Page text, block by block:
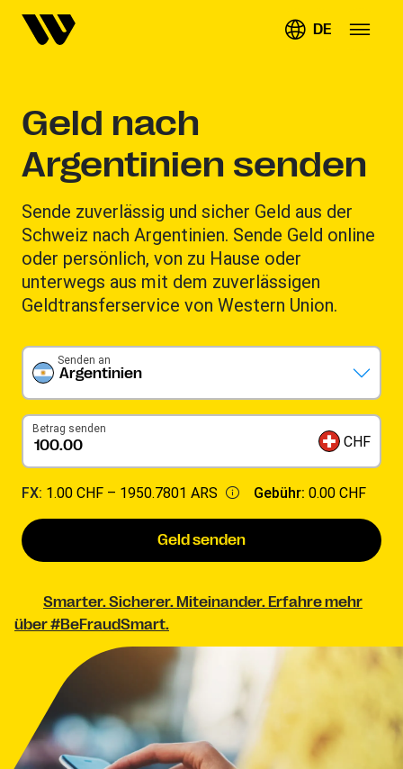
DE
Geld nach
Argentinien senden
Sende zuverlässig und sicher Geld aus der
Schweiz nach Argentinien. Sende Geld online
oder persönlich, von zu Hause oder
unterwegs aus mit dem zuverlässigen
Geldtransferservice von Western Union.
Argentinien
Senden an
Betrag senden
CHF
FX: 1.00 CHF – 1950.7801 ARS Gebühr: 0.00 CHF
Geld senden
Smarter. Sicherer. Miteinander. Erfahre mehr
über #BeFraudSmart.